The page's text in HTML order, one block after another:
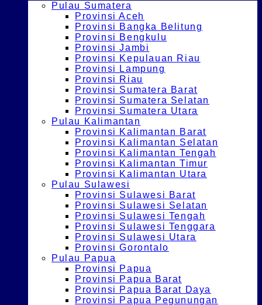
Pulau Sumatera
Provinsi Aceh
Provinsi Bangka Belitung
Provinsi Bengkulu
Provinsi Jambi
Provinsi Kepulauan Riau
Provinsi Lampung
Provinsi Riau
Provinsi Sumatera Barat
Provinsi Sumatera Selatan
Provinsi Sumatera Utara
Pulau Kalimantan
Provinsi Kalimantan Barat
Provinsi Kalimantan Selatan
Provinsi Kalimantan Tengah
Provinsi Kalimantan Timur
Provinsi Kalimantan Utara
Pulau Sulawesi
Provinsi Sulawesi Barat
Provinsi Sulawesi Selatan
Provinsi Sulawesi Tengah
Provinsi Sulawesi Tenggara
Provinsi Sulawesi Utara
Provinsi Gorontalo
Pulau Papua
Provinsi Papua
Provinsi Papua Barat
Provinsi Papua Barat Daya
Provinsi Papua Pegunungan